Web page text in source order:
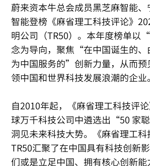
蔚来资本牛总会成员黑芝麻智能
智能登榜《麻省理工科技评论》
明公司（TR50）。本年度榜单
念为导向，聚焦“在中国诞生的、
为中国服务的”创新力量，从而预
领中国和世界科技发展浪潮的企业。
自2010年起，《麻省理工科技评
球万千科技公司中遴选出“50 家
洞见未来科技大势。《麻省理工科
TR50汇聚了在中国具有科技创新
们或是立足中国、拥有核心创新能